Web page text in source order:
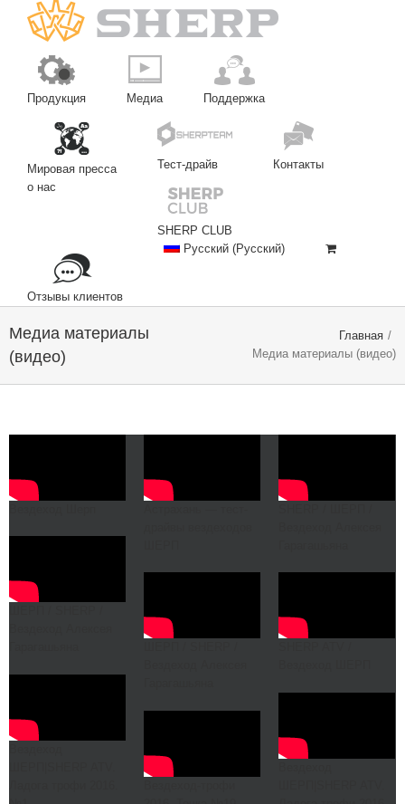
Продукция Медиа Поддержка
Мировая пресса
о нас
Тест-драйв Контакты
SHERP CLUB
Отзывы клиентов
Русский (Русский)
Медиа материалы
(видео)
Главная /
Медиа материалы (видео)